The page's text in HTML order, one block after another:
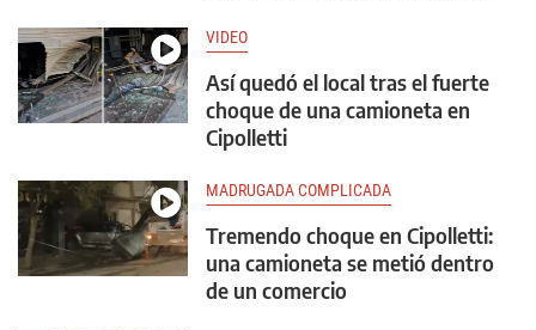
VIDEO
Así quedó el local tras el fuerte
choque de una camioneta en
Cipolletti
MADRUGADA COMPLICADA
Tremendo choque en Cipolletti:
una camioneta se metió dentro
de un comercio